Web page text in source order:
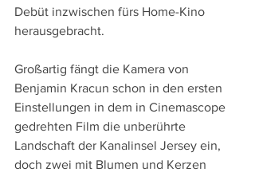
Debüt inzwischen fürs Home-Kino
herausgebracht.
Großartig fängt die Kamera von
Benjamin Kracun schon in den ersten
Einstellungen in dem in Cinemascope
gedrehten Film die unberührte
Landschaft der Kanalinsel Jersey ein,
doch zwei mit Blumen und Kerzen